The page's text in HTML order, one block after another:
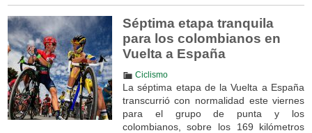
Séptima etapa tranquila
para los colombianos en
Vuelta a España
Ciclismo
La séptima etapa de la Vuelta a España
transcurrió con normalidad este viernes
para el grupo de punta y los
colombianos, sobre los 169 kilómetros